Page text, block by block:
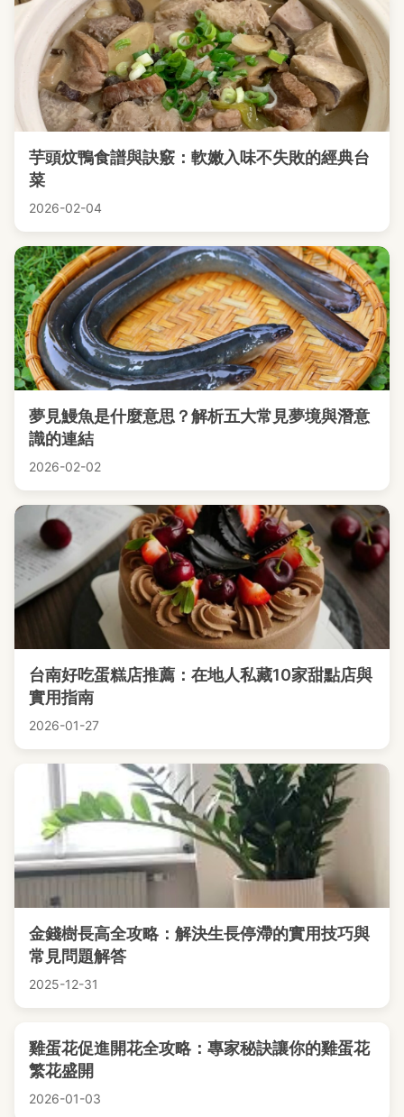
芋頭炆鴨食譜與訣竅：軟嫩入味不失敗的經典台
菜
2026-02-04
夢見鰻魚是什麼意思？解析五大常見夢境與潛意
識的連結
2026-02-02
台南好吃蛋糕店推薦：在地人私藏10家甜點店與
實用指南
2026-01-27
金錢樹長高全攻略：解決生長停滯的實用技巧與
常見問題解答
2025-12-31
雞蛋花促進開花全攻略：專家秘訣讓你的雞蛋花
繁花盛開
2026-01-03